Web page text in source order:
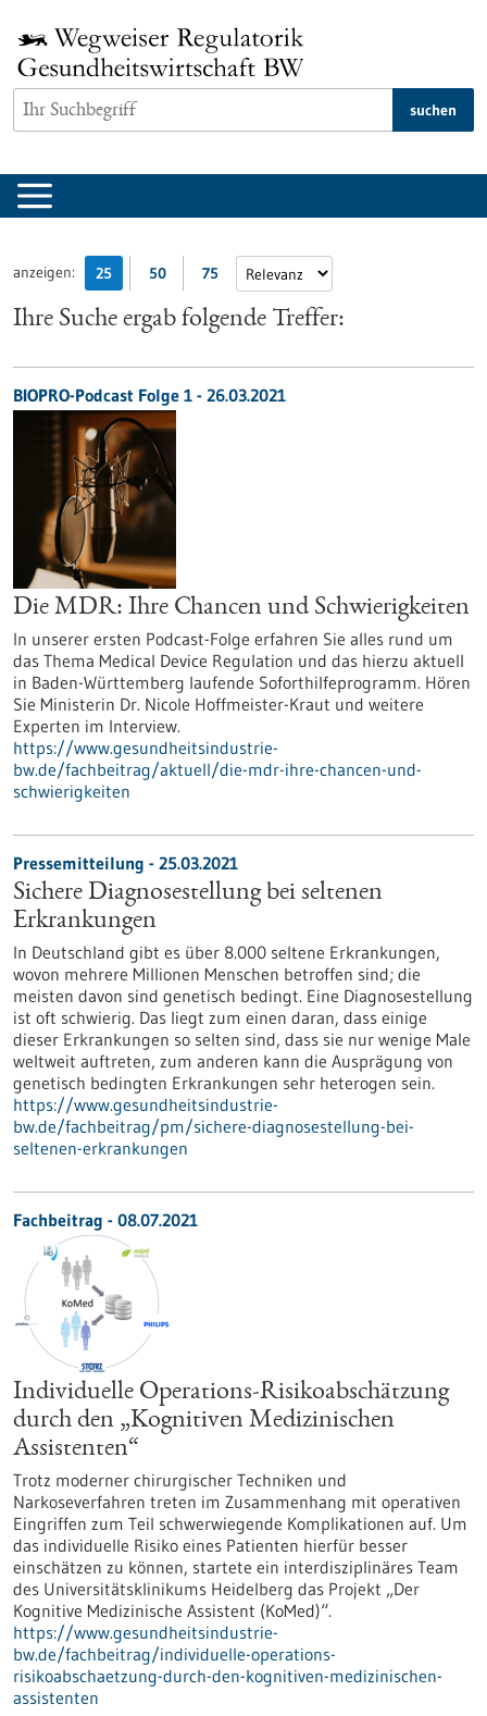
Inhalt
springen
suchen
anzeigen: 25 50 75
Ihre Suche ergab folgende Treffer:
BIOPRO-Podcast Folge 1 - 26.03.2021
Die MDR: Ihre Chancen und Schwierigkeiten
In unserer ersten Podcast-Folge erfahren Sie alles rund um
das Thema Medical Device Regulation und das hierzu aktuell
in Baden-Württemberg laufende Soforthilfeprogramm. Hören
Sie Ministerin Dr. Nicole Hoffmeister-Kraut und weitere
Experten im Interview.
https://www.gesundheitsindustrie-
bw.de/fachbeitrag/aktuell/die-mdr-ihre-chancen-und-
schwierigkeiten
Pressemitteilung - 25.03.2021
Sichere Diagnosestellung bei seltenen
Erkrankungen
In Deutschland gibt es über 8.000 seltene Erkrankungen,
wovon mehrere Millionen Menschen betroffen sind; die
meisten davon sind genetisch bedingt. Eine Diagnosestellung
ist oft schwierig. Das liegt zum einen daran, dass einige
dieser Erkrankungen so selten sind, dass sie nur wenige Male
weltweit auftreten, zum anderen kann die Ausprägung von
genetisch bedingten Erkrankungen sehr heterogen sein.
https://www.gesundheitsindustrie-
bw.de/fachbeitrag/pm/sichere-diagnosestellung-bei-
seltenen-erkrankungen
Fachbeitrag - 08.07.2021
Individuelle Operations-Risikoabschätzung
durch den „Kognitiven Medizinischen
Assistenten“
Trotz moderner chirurgischer Techniken und
Narkoseverfahren treten im Zusammenhang mit operativen
Eingriffen zum Teil schwerwiegende Komplikationen auf. Um
das individuelle Risiko eines Patienten hierfür besser
einschätzen zu können, startete ein interdisziplinäres Team
des Universitätsklinikums Heidelberg das Projekt „Der
Kognitive Medizinische Assistent (KoMed)“.
https://www.gesundheitsindustrie-
bw.de/fachbeitrag/individuelle-operations-
risikoabschaetzung-durch-den-kognitiven-medizinischen-
assistenten